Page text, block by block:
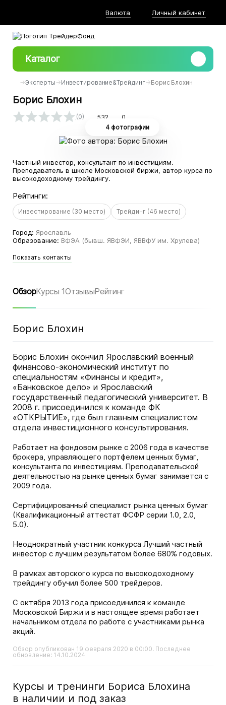
Валюта Личный кабинет
Каталог
→Эксперты →Инвестирование&Трейдинг →Борис Блохин
4 фотографии
Борис Блохин
Средняя оценка 0.0 из 5 на основании 0 голосов
(0) 532 0
Частный инвестор, консультант по инвестициям.
Преподаватель в школе Московской биржи, автор курса по
высокодоходному трейдингу.
Рейтинги:
Инвестирование (30 место) Трейдинг (46 место)
Город: Ярославль
Образование: ВФЭА (бывш. ЯВФЭИ, ЯВВФУ им. Хрулева)
Показать контакты
ОбзорКурсы 1ОтзывыРейтинг
Борис Блохин
Борис Блохин окончил Ярославский военный
финансово-экономический институт по
специальностям «Финансы и кредит»,
«Банковское дело» и Ярославский
государственный педагогический университет. В
2008 г. присоединился к команде ФК
«ОТКРЫТИЕ», где был главным специалистом
отдела инвестиционного консультирования.
Работает на фондовом рынке с 2006 года в качестве
брокера, управляющего портфелем ценных бумаг,
консультанта по инвестициям. Преподавательской
деятельностью на рынке ценных бумаг занимается с
2009 года.
Сертифицированный специалист рынка ценных бумаг
(Квалификационный аттестат ФСФР серии 1.0, 2.0,
5.0).
Неоднократный участник конкурса Лучший частный
инвестор с лучшим результатом более 680% годовых.
В рамках авторского курса по высокодоходному
трейдингу обучил более 500 трейдеров.
С октября 2013 года присоединился к команде
Московской Биржи и в настоящее время работает
начальником отдела по работе с участниками рынка
акций.
Обзор опубликован 19 февраля 2020 в 00:00. Последнее
обновление: 14.10.2024
Курсы и тренинги Бориса Блохина
в наличии и под заказ